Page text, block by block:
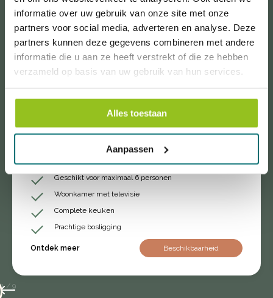
informatie over uw gebruik van onze site met onze
partners voor social media, adverteren en analyse. Deze
partners kunnen deze gegevens combineren met andere
informatie die u aan ze heeft verstrekt of die ze hebben
verzameld op basis van uw gebruik van hun services.
Alles toestaan
Aanpassen
Geschikt voor maximaal 6 personen
Woonkamer met televisie
Complete keuken
Prachtige bosligging
Ontdek meer Beschikbaarheid
1/ 9